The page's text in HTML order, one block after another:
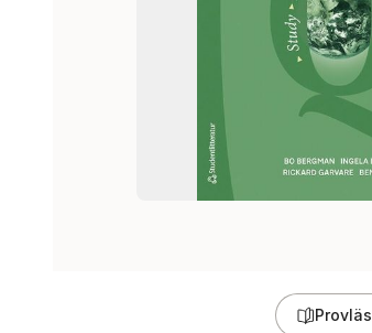
Provläs